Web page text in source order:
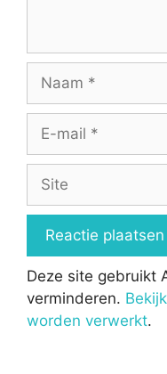
mail
Deze site gebruikt
verminderen.
worden verwerkt.